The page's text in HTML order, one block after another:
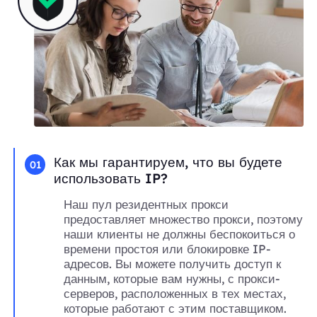
01
Как мы гарантируем, что вы будете
использовать IP?
Наш пул резидентных прокси
предоставляет множество прокси, поэтому
наши клиенты не должны беспокоиться о
времени простоя или блокировке IP-
адресов. Вы можете получить доступ к
данным, которые вам нужны, с прокси-
серверов, расположенных в тех местах,
которые работают с этим поставщиком.